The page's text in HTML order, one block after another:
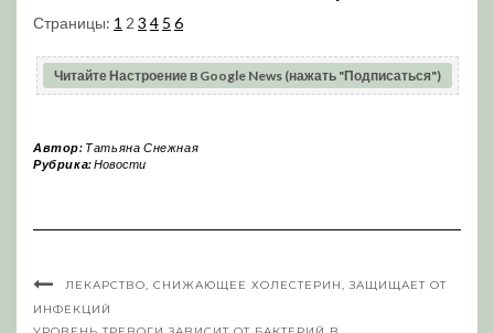
Страницы: 1 2 3 4 5 6
Читайте Настроение в Google News (нажать "Подписаться")
Автор: Татьяна Снежная
Рубрика:Новости
ЛЕКАРСТВО, СНИЖАЮЩЕЕ ХОЛЕСТЕРИН, ЗАЩИЩАЕТ ОТ
ИНФЕКЦИЙ